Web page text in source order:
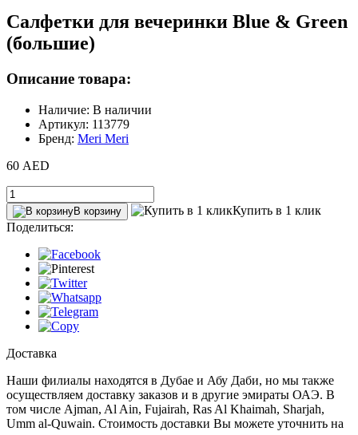
Салфетки для вечеринки Blue & Green
(большие)
Описание товара:
Наличие: В наличии
Артикул: 113779
Бренд: Meri Meri
60 AED
В корзину
Купить в 1 клик
Поделиться:
Доставка
Наши филиалы находятся в Дубае и Абу Даби, но мы также
осуществляем доставку заказов и в другие эмираты ОАЭ. В
том числе Ajman, Al Ain‎, Fujairah, Ras Al Khaimah, Sharjah,
Umm al-Quwain. Стоимость доставки Вы можете уточнить на